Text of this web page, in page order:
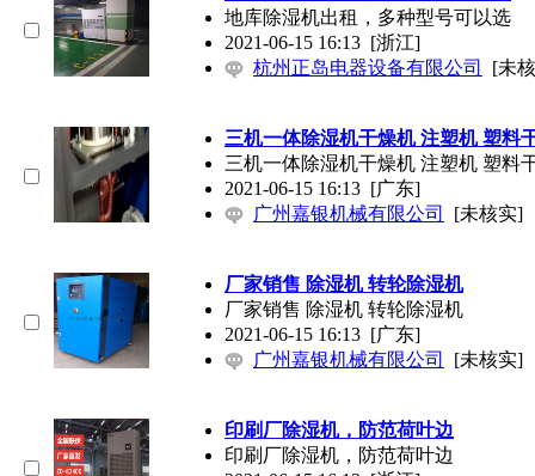
地库除湿机出租，多种型号可以选
2021-06-15 16:13 [浙江]
杭州正岛电器设备有限公司
[未
三机一体除湿机干燥机 注塑机 塑料
三机一体除湿机干燥机 注塑机 塑料
2021-06-15 16:13 [广东]
广州嘉银机械有限公司
[未核实]
厂家销售 除湿机 转轮除湿机
厂家销售 除湿机 转轮除湿机
2021-06-15 16:13 [广东]
广州嘉银机械有限公司
[未核实]
印刷厂除湿机，防范荷叶边
印刷厂除湿机，防范荷叶边